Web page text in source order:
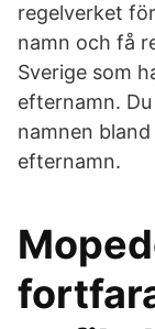
regelverket
namn och få
Sverige som
efternamn.
namnen
efternamn.